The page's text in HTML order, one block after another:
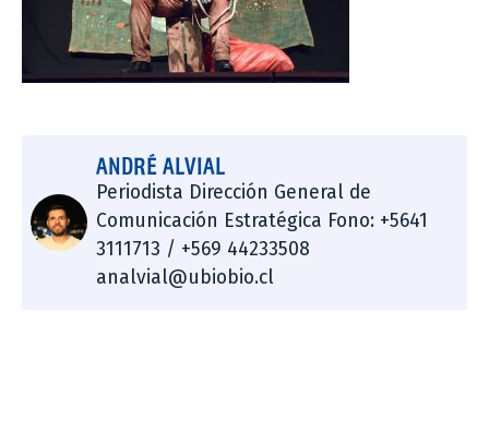
ANDRÉ ALVIAL
Periodista Dirección General de
Comunicación Estratégica Fono: +5641
3111713 / +569 44233508
analvial@ubiobio.cl